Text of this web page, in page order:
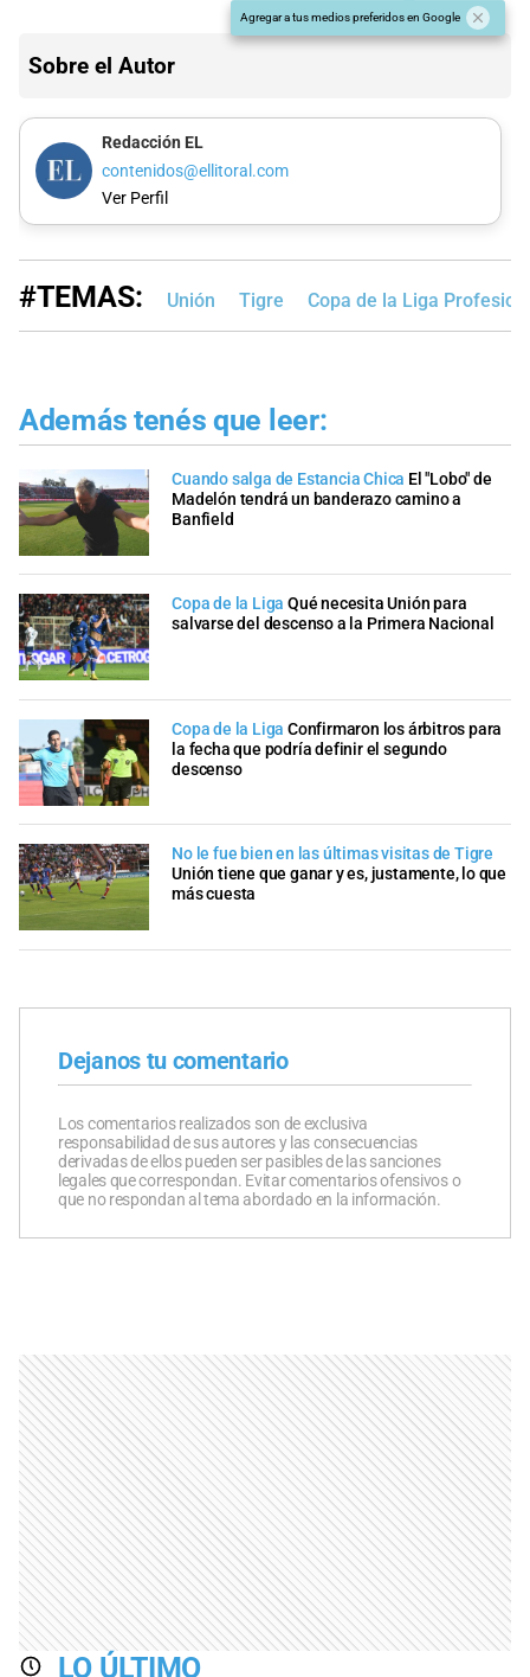
Agregar a tus medios preferidos en Google
Sobre el Autor
Redacción EL
contenidos@ellitoral.com
Ver Perfil
#TEMAS: Unión Tigre Copa de la Liga
Además tenés que leer:
Cuando salga de Estancia Chica El "Lobo" de
Madelón tendrá un banderazo camino a
Banfield
Copa de la Liga Qué necesita Unión para
salvarse del descenso a la Primera Nacional
Copa de la Liga Confirmaron los árbitros para
la fecha que podría definir el segundo
descenso
No le fue bien en las últimas visitas de Tigre
Unión tiene que ganar y es, justamente, lo que
más cuesta
Dejanos tu comentario
Los comentarios realizados son de exclusiva
responsabilidad de sus autores y las consecuencias
derivadas de ellos pueden ser pasibles de las sanciones
legales que correspondan. Evitar comentarios ofensivos o
que no respondan al tema abordado en la información.
LO ÚLTIMO